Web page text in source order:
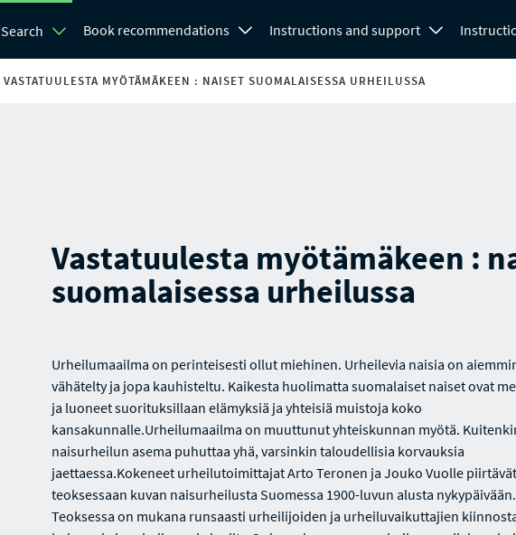
Search Book recommendations Instructions and support
VASTATUULESTA MYÖTÄMÄKEEN : NAISET SUOMALAISESSA URHEILUSSA
Vastatuulesta myötämäkeen :
suomalaisessa urheilussa
Urheilumaailma on perinteisesti ollut miehinen. Urheilevia naisia on
vähätelty ja jopa kauhisteltu. Kaikesta huolimatta suomalaiset naiset ovat
ja luoneet suorituksillaan elämyksiä ja yhteisiä muistoja koko
kansakunnalle.Urheilumaailma on muuttunut yhteiskunnan myötä.
naisurheilun asema puhuttaa yhä, varsinkin taloudellisia korvauksia
jaettaessa.Kokeneet urheilutoimittajat Arto Teronen ja Jouko Vuolle piirtävät
teoksessaan kuvan naisurheilusta Suomessa 1900-luvun alusta nykypäivään.
Teoksessa on mukana runsaasti urheilijoiden ja urheiluvaikuttajien